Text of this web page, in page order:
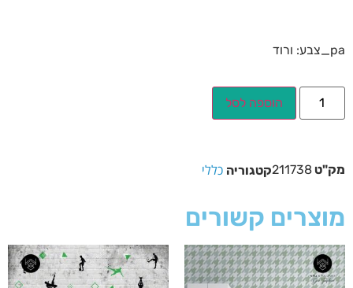
pa_צבע: ורוד
הוספה לסל
מק"ט 211738קטגוריה כללי
מוצרים קשורים